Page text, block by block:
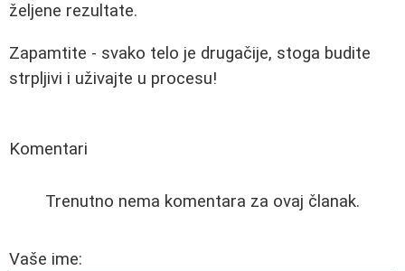
željene rezultate.
Zapamtite - svako telo je drugačije, stoga budite
strpljivi i uživajte u procesu!
Komentari
Trenutno nema komentara za ovaj članak.
Vaše ime: